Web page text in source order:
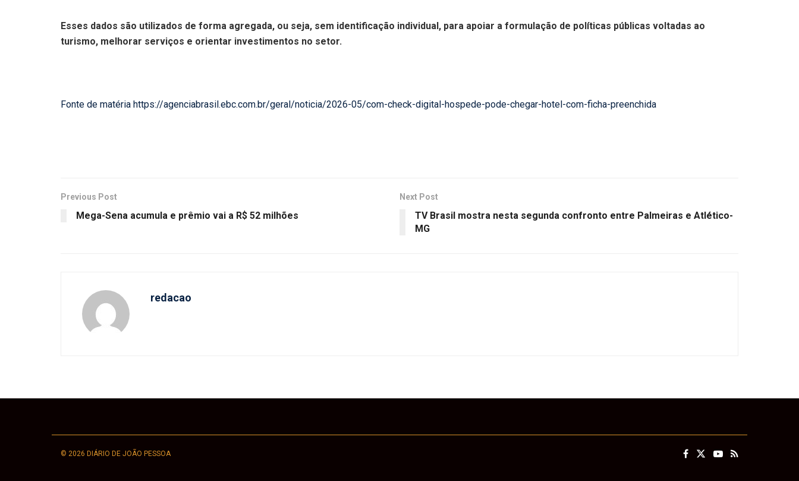
Esses dados são utilizados de forma agregada, ou seja, sem identificação individual, para apoiar a formulação de políticas públicas voltadas ao
turismo, melhorar serviços e orientar investimentos no setor.
Fonte de matéria https://agenciabrasil.ebc.com.br/geral/noticia/2026-05/com-check-digital-hospede-pode-chegar-hotel-com-ficha-preenchida
Previous Post
Mega-Sena acumula e prêmio vai a R$ 52 milhões
Next Post
TV Brasil mostra nesta segunda confronto entre Palmeiras e Atlético-
MG
redacao
© 2026 DIÁRIO DE JOÃO PESSOA